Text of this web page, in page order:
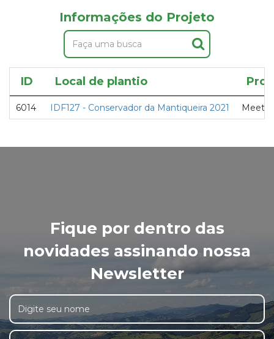
Informações do Projeto
ID Local de plantio
6014 IDF127 - Conservador da Mantiqueira 2021
Fique por dentro das
novidades assinando nossa
Newsletter